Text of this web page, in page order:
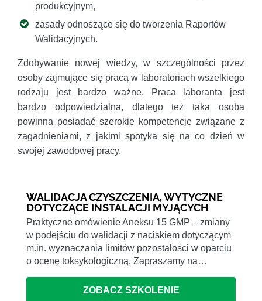
produkcyjnym,
zasady odnoszące się do tworzenia Raportów
Walidacyjnych.
Zdobywanie nowej wiedzy, w szczególności przez
osoby zajmujące się pracą w laboratoriach wszelkiego
rodzaju jest bardzo ważne. Praca laboranta jest
bardzo odpowiedzialna, dlatego też taka osoba
powinna posiadać szerokie kompetencje związane z
zagadnieniami, z jakimi spotyka się na co dzień w
swojej zawodowej pracy.
WALIDACJA CZYSZCZENIA, WYTYCZNE
DOTYCZĄCE INSTALACJI MYJĄCYCH
Praktyczne omówienie Aneksu 15 GMP – zmiany
w podejściu do walidacji z naciskiem dotyczącym
m.in. wyznaczania limitów pozostałości w oparciu
o ocenę toksykologiczną. Zapraszamy na…
ZOBACZ SZKOLENIE